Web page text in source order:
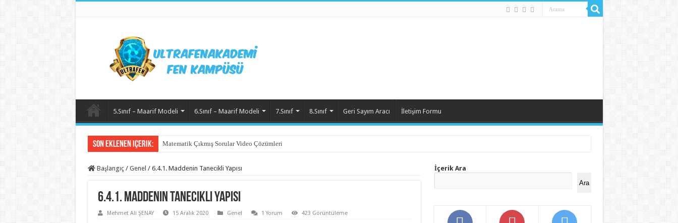
5.Sınıf – Maarif Modeli 6.Sınıf – Maarif Modeli 7.Sınıf 8.Sınıf Geri Sayım Aracı İletişim Formu
Son Eklenen içerik: Matematik Çıkmış Sorular Video Çözümleri
Başlangıç / Genel / 6.4.1. Maddenin Tanecikli Yapısı
6.4.1. Maddenin Tanecikli Yapısı
Mehmet Ali ŞENAY 15 Aralık 2020 Genel 1 Yorum 423 Görüntüleme
İçerik Ara
Ara